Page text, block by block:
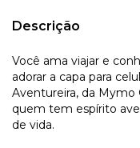
Descrição
Você ama viajar e
adorar a capa para
Aventureira, da Mymo
quem tem espírito
de vida.